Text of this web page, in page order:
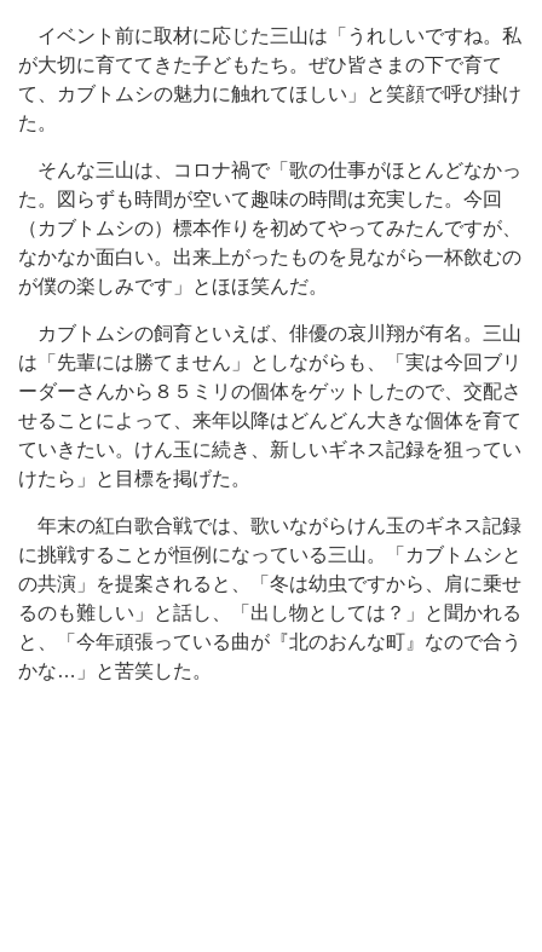
イベント前に取材に応じた三山は「うれしいですね。私
が大切に育ててきた子どもたち。ぜひ皆さまの下で育て
て、カブトムシの魅力に触れてほしい」と笑顔で呼び掛け
た。
そんな三山は、コロナ禍で「歌の仕事がほとんどなかっ
た。図らずも時間が空いて趣味の時間は充実した。今回
（カブトムシの）標本作りを初めてやってみたんですが、
なかなか面白い。出来上がったものを見ながら一杯飲むの
が僕の楽しみです」とほほ笑んだ。
カブトムシの飼育といえば、俳優の哀川翔が有名。三山
は「先輩には勝てません」としながらも、「実は今回ブリ
ーダーさんから８５ミリの個体をゲットしたので、交配さ
せることによって、来年以降はどんどん大きな個体を育て
ていきたい。けん玉に続き、新しいギネス記録を狙ってい
けたら」と目標を掲げた。
年末の紅白歌合戦では、歌いながらけん玉のギネス記録
に挑戦することが恒例になっている三山。「カブトムシと
の共演」を提案されると、「冬は幼虫ですから、肩に乗せ
るのも難しい」と話し、「出し物としては？」と聞かれる
と、「今年頑張っている曲が『北のおんな町』なので合う
かな…」と苦笑した。